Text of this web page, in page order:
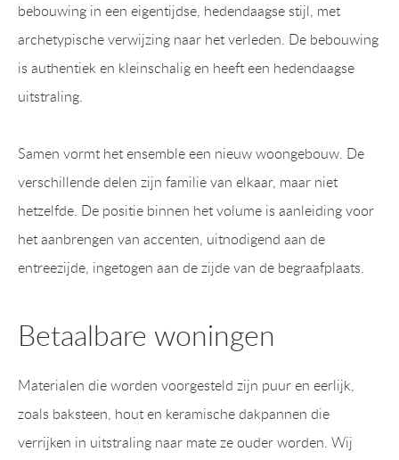
bebouwing in een eigentijdse, hedendaagse stijl, met
archetypische verwijzing naar het verleden. De bebouwing
is authentiek en kleinschalig en heeft een hedendaagse
uitstraling.
Samen vormt het ensemble een nieuw woongebouw. De
verschillende delen zijn familie van elkaar, maar niet
hetzelfde. De positie binnen het volume is aanleiding voor
het aanbrengen van accenten, uitnodigend aan de
entreezijde, ingetogen aan de zijde van de begraafplaats.
Betaalbare woningen
Materialen die worden voorgesteld zijn puur en eerlijk,
zoals baksteen, hout en keramische dakpannen die
verrijken in uitstraling naar mate ze ouder worden. Wij